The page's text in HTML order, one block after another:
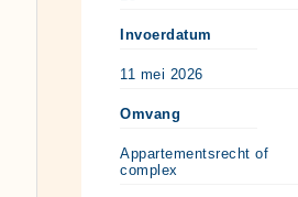
Invoerdatum
11 mei 2026
Omvang
Appartementsrecht of
complex